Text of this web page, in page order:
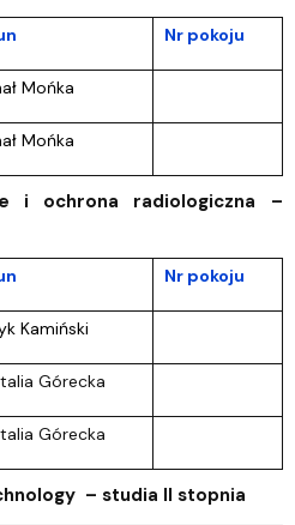
Nr pokoju
Mońka
Mońka
i ochrona radiologiczna –
Nr pokoju
Kamiński
Górecka
Górecka
– studia II stopnia